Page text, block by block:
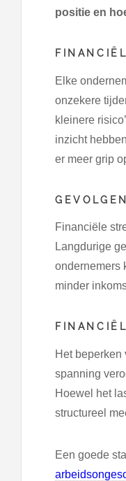
positie en
Elke
onzekere
kleinere
inzicht
er meer grip
Financiële
Langdurige
ondernemers
minder
Het
spanning
Hoewel het
structureel
Een goede